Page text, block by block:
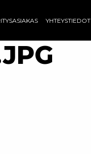
YHTEYSTIEDOT